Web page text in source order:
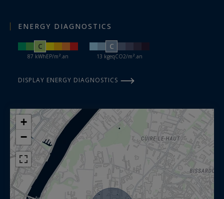
ENERGY DIAGNOSTICS
C
87 kWhEP/m².an
C
13 kgeqCO2/m².an
DISPLAY ENERGY DIAGNOSTICS
+
−